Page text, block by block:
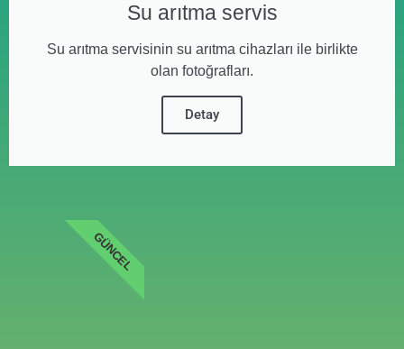
Su arıtma servis
Su arıtma servisinin su arıtma cihazları ile birlikte
olan fotoğrafları.
Detay
GÜNCEL